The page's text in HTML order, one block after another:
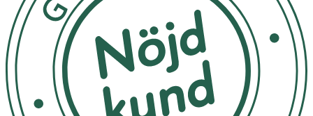
· Utvecklad vid Hismile Research Centre
Användning
· Blöt tandborsten och skaka av överflödigt vatten.
· Doppa tandborsten med eller utan tandkräm i
pulvret.